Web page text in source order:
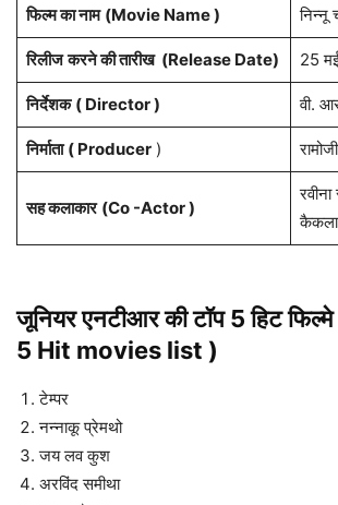
जूनियर एनटीआर की पहली फिल्म (
First Movie )
फिल्म का नाम (Movie Name ) निन्नू
रिलीज करने की तारीख (Release Date) 25
वी.
कैकला
जूनियर एनटीआर
5 Hit movies list )
टेम्पर